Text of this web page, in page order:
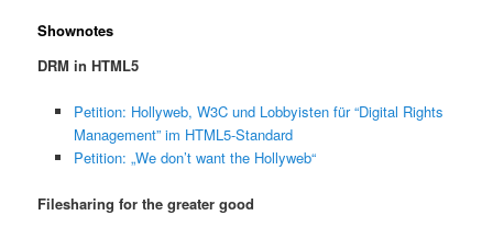
Shownotes
DRM in HTML5
Petition: Hollyweb, W3C und Lobbyisten für “Digital Rights
Management” im HTML5-Standard
Petition: „We don’t want the Hollyweb“
Filesharing for the greater good